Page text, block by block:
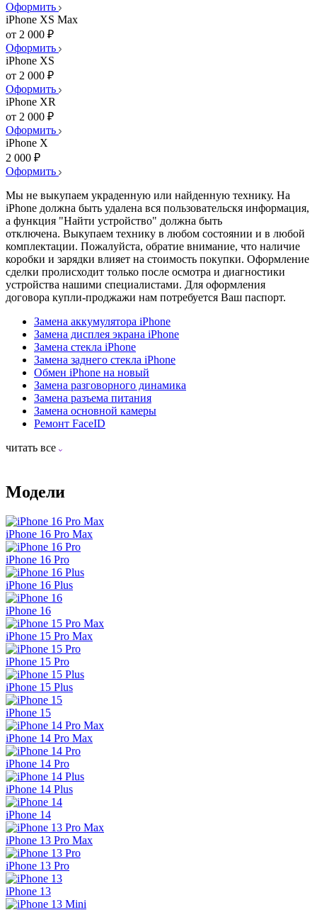
Оформить
iPhone XS Max
от 2 000 ₽
Оформить
iPhone XS
от 2 000 ₽
Оформить
iPhone XR
от 2 000 ₽
Оформить
iPhone X
2 000 ₽
Оформить
Мы не выкупаем украденную или найденную технику. На
iPhone должна быть удалена вся пользовательскя информация,
а функция "Найти устройство" должна быть
отключена. Выкупаем технику в любом состоянии и в любой
комплектации. Пожалуйста, обратие внимание, что наличие
коробки и зарядки влияет на стоимость покупки. Оформление
сделки пролисходит только после осмотра и диагностики
устройства нашими специалистами. Для оформления
договора купли-проджажи нам потребуется Ваш паспорт.
Замена аккумулятора iPhone
Замена дисплея экрана iPhone
Замена стекла iPhone
Замена заднего стекла iPhone
Обмен iPhone на новый
Замена разговорного динамика
Замена разъема питания
Замена основной камеры
Ремонт FaceID
читать все
Модели
iPhone 16 Pro Max
iPhone 16 Pro
iPhone 16 Plus
iPhone 16
iPhone 15 Pro Max
iPhone 15 Pro
iPhone 15 Plus
iPhone 15
iPhone 14 Pro Max
iPhone 14 Pro
iPhone 14 Plus
iPhone 14
iPhone 13 Pro Max
iPhone 13 Pro
iPhone 13